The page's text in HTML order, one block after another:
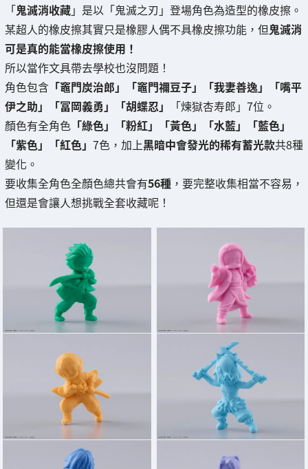
「鬼滅消收藏」是以「鬼滅之刃」登場角色為造型的橡皮擦。
某超人的橡皮擦其實只是橡膠人偶不具橡皮擦功能，但鬼滅消
可是真的能當橡皮擦使用！
所以當作文具帶去學校也沒問題！
角色包含 「竈門炭治郎」「竈門禰豆子」「我妻善逸」「嘴平
伊之助」「冨岡義勇」「胡蝶忍」
「煉獄杏寿郎」7位。
顏色有全角色 「綠色」「粉紅」「黃色」「水藍」「藍色」
「紫色」「紅色」 7色，加上黑暗中會發光的稀有蓄光款共8種
變化。
要收集全角色全顏色總共會有56種 ，要完整收集相當不容易，
但還是會讓人想挑戰全套收藏呢！